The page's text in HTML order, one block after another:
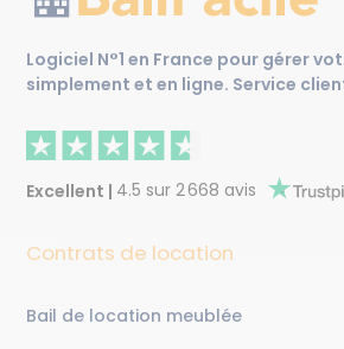
Logiciel N°1 en France pour gérer
simplement et en ligne. Service
Excellent | 4.5 sur2 668 avis
Contrats de location
Bail de location meublée